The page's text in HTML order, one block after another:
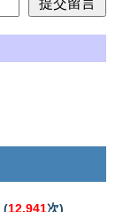
(12,941次)